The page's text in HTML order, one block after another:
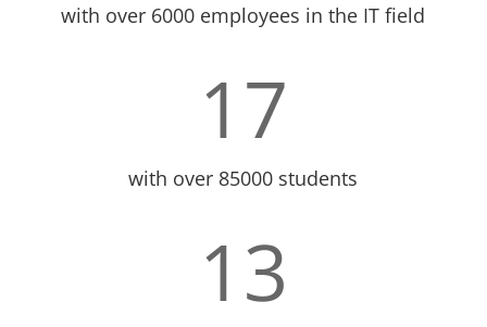
with over 6000 employees in the IT field
17
with over 85000 students
13